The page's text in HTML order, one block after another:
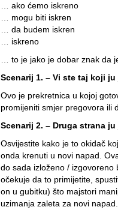
… ako ćemo iskreno
… mogu biti iskren
… da budem iskren
… iskreno
… to je jako je dobar znak da
Scenarij 1. – Vi ste taj koji
Ovo je prekretnica u kojoj
promijeniti smjer pregovora ili
Scenarij 2. – Druga strana
Osvijestite kako je to okidač
onda krenuti u novi napad.
do sada izloženo / izgovoreno
očekuje da to primijetite,
on u gubitku) što majstori
uzimanja zaleta za novi napad.